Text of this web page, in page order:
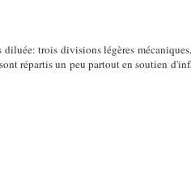
trois divisions légères
répartis un peu partout en soutien